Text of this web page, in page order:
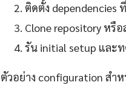
ติดตั้ง dependencies
Clone repository หรื
รัน initial setup และ
ตัวอย่าง configuration สำห